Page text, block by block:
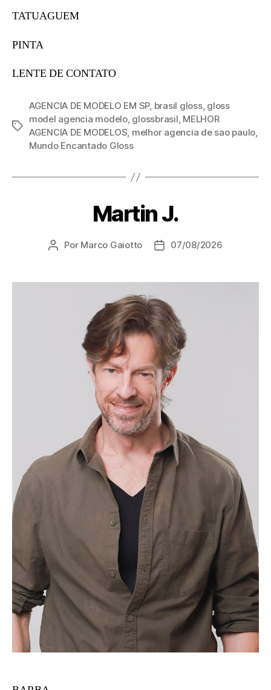
TATUAGUEM
PINTA
LENTE DE CONTATO
AGENCIA DE MODELO EM SP, brasil gloss, gloss
model agencia modelo, glossbrasil, MELHOR
AGENCIA DE MODELOS, melhor agencia de sao paulo,
Mundo Encantado Gloss
Martin J.
Por Marco Gaiotto 07/08/2026